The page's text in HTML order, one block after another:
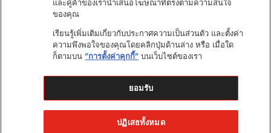
และคู่ค้าของเรานำเสนอโฆษณาที่ตรงตามความสนใจ
ของคุณ
เรียนรู้เพิ่มเติมเกี่ยวกับประกาศความเป็นส่วนตัว และตั้งค่า
ความพึงพอใจของคุณโดยคลิกปุ่มด้านล่าง หรือ เมื่อใด
ก็ตามบน "การตั้งค่าคุกกี้" บนเว็บไซต์ของเรา
ปฏิเสธทั้งหมด
ยอมรับ